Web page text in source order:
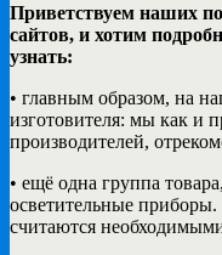
Приветствуем наших
сайтов, и хотим
узнать:
• главным образом, на
изготовителя: мы как и
производителей,
• ещё одна группа
осветительные
считаются